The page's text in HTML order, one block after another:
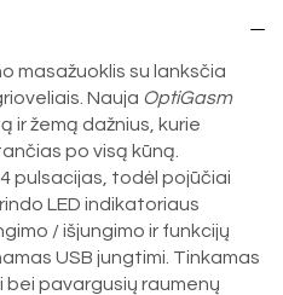
masažuoklis su lanksčia
Nauja OptiGasm
ir žemą dažnius, kurie
po visą kūną.
pulsacijas, todėl pojūčiai
LED indikatoriaus
/ išjungimo ir funkcijų
USB jungtimi. Tinkamas
bei pavargusių raumenų